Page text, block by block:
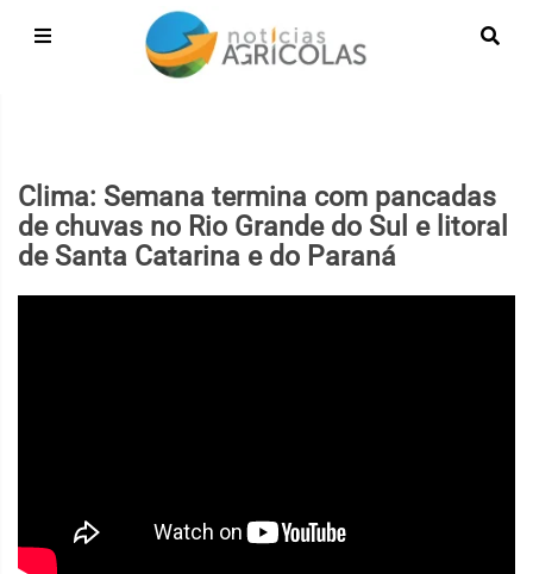
Clima: Semana termina com pancadas
de chuvas no Rio Grande do Sul e litoral
de Santa Catarina e do Paraná